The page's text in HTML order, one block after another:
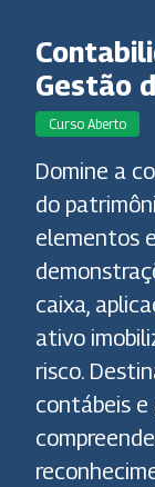
Gestão
Curso Aberto
Domine a
do
elementos
caixa,
ativo
risco.
contábeis e